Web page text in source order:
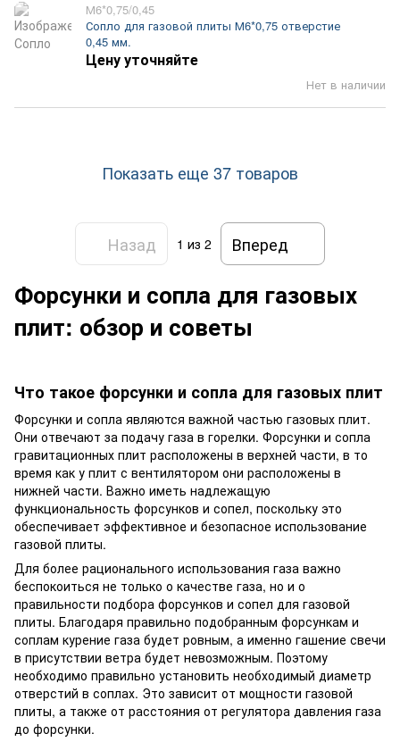
М6*0,75/0,45
Сопло для газовой плиты М6*0,75 отверстие
0,45 мм.
Нет в наличии
Цену уточняйте
Показать еще 37 товаров
Назад 1 из 2 Вперед
Форсунки и сопла для газовых
плит: обзор и советы
Что такое форсунки и сопла для газовых плит
Форсунки и сопла являются важной частью газовых плит.
Они отвечают за подачу газа в горелки. Форсунки и сопла
гравитационных плит расположены в верхней части, в то
время как у плит с вентилятором они расположены в
нижней части. Важно иметь надлежащую
функциональность форсунков и сопел, поскольку это
обеспечивает эффективное и безопасное использование
газовой плиты.
Для более рационального использования газа важно
беспокоиться не только о качестве газа, но и о
правильности подбора форсунков и сопел для газовой
плиты. Благодаря правильно подобранным форсункам и
соплам курение газа будет ровным, а именно гашение свечи
в присутствии ветра будет невозможным. Поэтому
необходимо правильно установить необходимый диаметр
отверстий в соплах. Это зависит от мощности газовой
плиты, а также от расстояния от регулятора давления газа
до форсунки.